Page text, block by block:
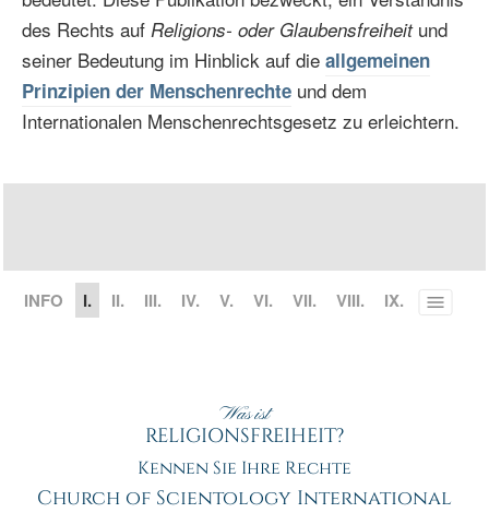
des Rechts auf Religions- oder Glaubensfreiheitund
seiner Bedeutung im Hinblick auf die allgemeinen
Prinzipien der Menschenrechte und dem
Internationalen Menschenrechtsgesetz zu erleichtern.
INFO I. II. III. IV. V. VI. VII. VIII. IX. Toggle
Was ist
RELIGIONSFREIHEIT?
Kennen Sie Ihre Rechte
Church of Scientology International